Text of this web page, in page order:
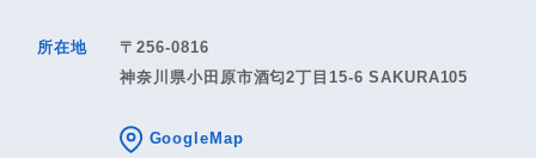
所在地
〒256-0816
神奈川県小田原市酒匂2丁目15-6 SAKURA105
GoogleMap